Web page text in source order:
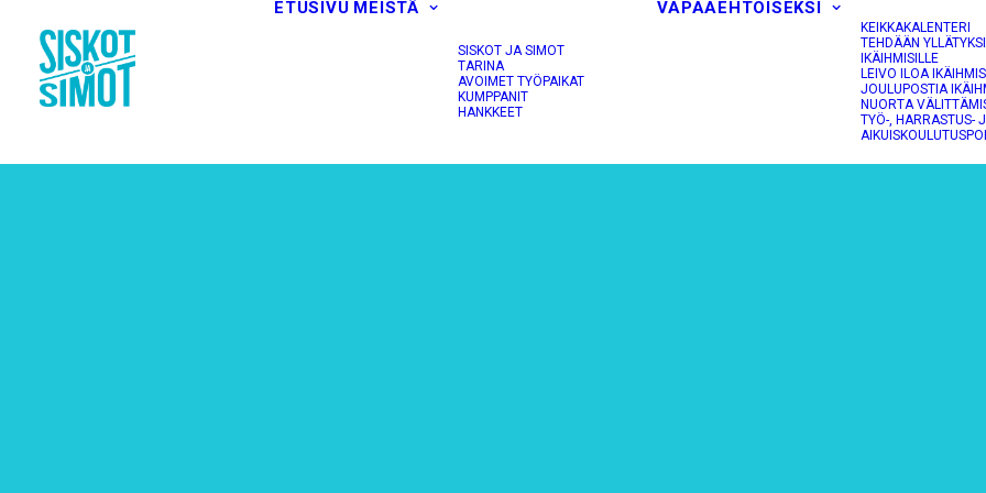
ETUSIVU MEISTÄ
SISKOT JA SIMOT
TARINA
AVOIMET TYÖPAIKAT
KUMPPANIT
HANKKEET
VAPAAEHTOISEKSI
KEIKKAKALENTERI
TEHDÄÄN
IKÄIHMISILLE
LEIVO ILOA
JOULUPOSTIA
NUORTA
TYÖ-, HARRASTUS-